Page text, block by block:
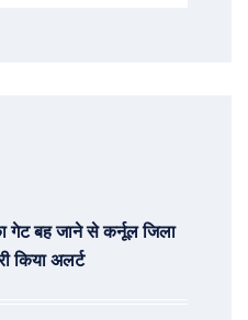
गेट बह जाने से कर्नूल जिला
किया अलर्ट